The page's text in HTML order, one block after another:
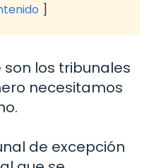
los tribunales
necesitamos
de excepción